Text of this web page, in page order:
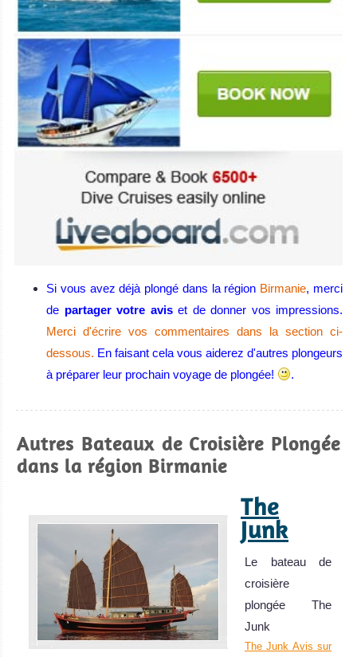
Si vous avez déjà plongé dans la région Birmanie, merci
de partager votre aviset de donner vos impressions.
Merci d'écrire vos commentaires dans la section ci-
dessous. En faisant cela vous aiderez d'autres plongeurs
à préparer leur prochain voyage de plongée!
.
Autres Bateaux de Croisière Plongée
dans la région Birmanie
The
Junk
Le bateau de
croisière
plongée The
Junk
The Junk Avis sur